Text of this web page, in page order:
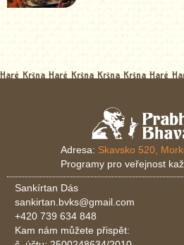
Haré Kršna Haré Kršna Kršna Kršna Haré
Adresa: Skavsko 520,
Programy pro veřejnost
Sankírtan Dás
sankirtan.bvks@gmail.com
+420 739 634 848
Kam nám můžete přispět: